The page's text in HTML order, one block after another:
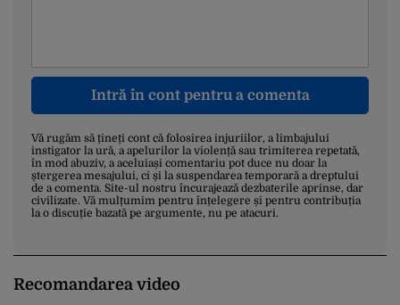
Intră în cont pentru a comenta
Vă rugăm să țineți cont că folosirea injuriilor, a limbajului
instigator la ură, a apelurilor la violență sau trimiterea repetată,
în mod abuziv, a aceluiași comentariu pot duce nu doar la
ștergerea mesajului, ci și la suspendarea temporară a dreptului
de a comenta. Site-ul nostru încurajează dezbaterile aprinse, dar
civilizate. Vă mulțumim pentru înțelegere și pentru contribuția
la o discuție bazată pe argumente, nu pe atacuri.
Recomandarea video